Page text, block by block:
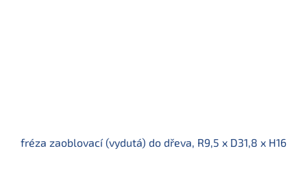
fréza zaoblovací (vydutá) do dřeva, R9,5 x D31,8 x H16